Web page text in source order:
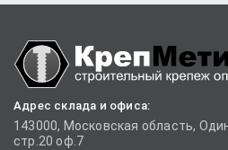
Адрес склада и офиса:
143000, Московская область,
стр.20 оф.7